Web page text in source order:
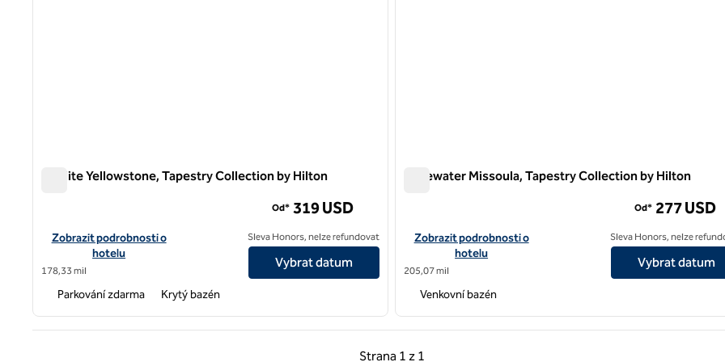
Starlite Yellowstone, Tapestry Collection by Hilton
Zobrazit podrobnosti o hotelu Starlite Yellowstone, Tapestry Collection by Hilton
Zobrazit podrobnosti o
hotelu
178,33 mil
Od* 319 USD
Sleva Honors, nelze refundovat
Vybrat datum
Parkování zdarma Krytý bazén
Edgewater Missoula, Tapestry Collection by Hilton
Zobrazit podrobnosti o hotelu Edgewater Missoula, Tapestry
Zobrazit podrobnosti o
hotelu
205,07 mil
Od* 277 USD
Sleva Honors, nelze
Vybrat datum
Venkovní bazén
Předchozí strana, 1 z 1
Strana 1 z 1